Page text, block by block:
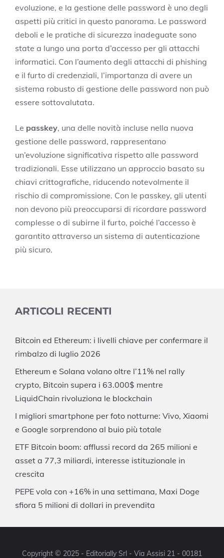
evoluzione, e la gestione delle password è uno degli
aspetti più critici in questo panorama. Le password
deboli e le pratiche di sicurezza inadeguate sono
state a lungo una porta d’accesso per gli attacchi
informatici. Con l’aumento degli attacchi di phishing
e il furto di credenziali, l’importanza di avere un
sistema robusto di gestione delle password non può
essere sottovalutata.
Le passkey, una delle novità incluse nella nuova
gestione delle password, rappresentano
un’evoluzione significativa rispetto alle password
tradizionali. Esse utilizzano un approccio basato su
chiavi crittografiche, riducendo notevolmente il
rischio di compromissione. Con le passkey, gli utenti
non devono più preoccuparsi di ricordare password
complesse o di subirne il furto, poiché l’accesso è
garantito attraverso un sistema di autenticazione
più sicuro.
ARTICOLI RECENTI
Bitcoin ed Ethereum: i livelli chiave per confermare il
rimbalzo di luglio 2026
Ethereum e Solana volano oltre l’11% nel rally
crypto, Bitcoin supera i 63.000$ mentre
LiquidChain rivoluziona le blockchain
I migliori smartphone per foto notturne: Vivo, Xiaomi
e Google sorprendono al buio più totale
ETF Bitcoin boom: afflussi record da 265 milioni e
asset a 77,3 miliardi, interesse istituzionale in
crescita
PEPE vola con +16% in una settimana, Maxi Doge
sfiora 5 milioni di dollari in prevendita
Copyright © 2025 - Editorially Srl - Via Assisi 21 - 00181